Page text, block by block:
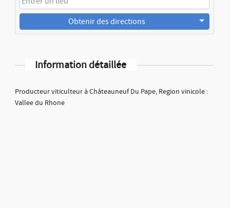
Obtenir des directions
Information détaillée
Producteur viticulteur à Châteauneuf Du Pape, Region vinicole :
Vallee du Rhone